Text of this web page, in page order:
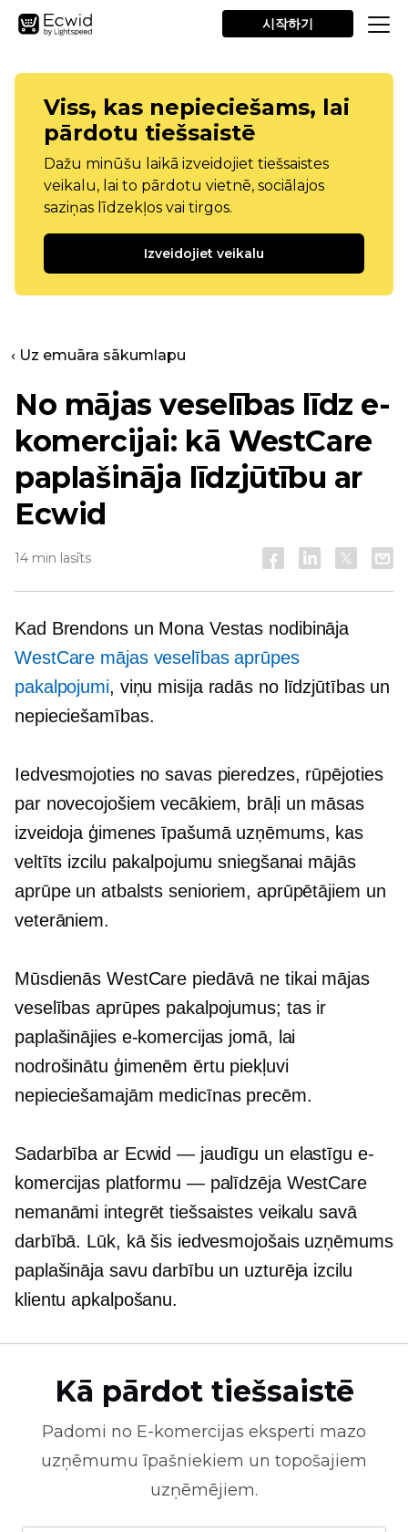
시작하기
Viss, kas nepieciešams, lai
pārdotu tiešsaistē
Dažu minūšu laikā izveidojiet tiešsaistes
veikalu, lai to pārdotu vietnē, sociālajos
saziņas līdzekļos vai tirgos.
Izveidojiet veikalu
‹ Uz emuāra sākumlapu
No mājas veselības līdz e-
komercijai: kā WestCare
paplašināja līdzjūtību ar
Ecwid
14 min lasīts
Kad Brendons un Mona Vestas nodibināja
WestCare mājas veselības aprūpes
pakalpojumi, viņu misija radās no līdzjūtības un
nepieciešamības.
Iedvesmojoties no savas pieredzes, rūpējoties
par novecojošiem vecākiem, brāļi un māsas
izveidojaģimenes īpašumāuzņēmums, kas
veltīts izcilu pakalpojumu sniegšanai mājās
aprūpe un atbalsts senioriem, aprūpētājiem un
veterāniem.
Mūsdienās WestCare piedāvā ne tikai mājas
veselības aprūpes pakalpojumus; tas ir
paplašinājies e-komercijas jomā, lai
nodrošinātu ģimenēm ērtu piekļuvi
nepieciešamajām medicīnas precēm.
Sadarbība ar Ecwid — jaudīgu un elastīgu e-
komercijas platformu — palīdzēja WestCare
nemanāmi integrēt tiešsaistes veikalu savā
darbībā. Lūk, kā šis iedvesmojošais uzņēmums
paplašināja savu darbību un uzturēja izcilu
klientu apkalpošanu.
Kā pārdot tiešsaistē
Padomi no E-komercijas eksperti mazo
uzņēmumu īpašniekiem un topošajiem
uzņēmējiem.